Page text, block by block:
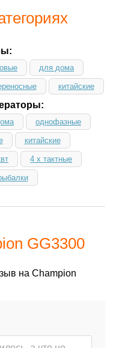
для дома
китайские
однофазные
китайские
4 х тактные
GG3300
на Champion